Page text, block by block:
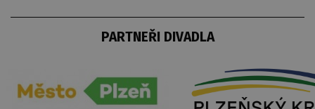
PARTNEŘI DIVADLA